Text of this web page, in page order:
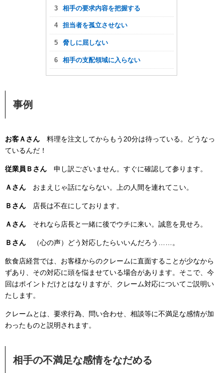
相手の要求内容を把握する
担当者を孤立させない
脅しに屈しない
相手の支配領域に入らない
事例
お客Ａさん 料理を注文してからもう20分は待っている。どうなっ
ているんだ！
従業員Ｂさん 申し訳ございません。すぐに確認して参ります。
Ａさん おまえじゃ話にならない。上の人間を連れてこい。
Ｂさん 店長は不在にしております。
Ａさん それなら店長と一緒に後でウチに来い。誠意を見せろ。
Ｂさん （心の声）どう対応したらいいんだろう……。
飲食店経営では、お客様からのクレームに直面することが少なから
ずあり、その対応に頭を悩ませている場合があります。そこで、今
回はポイントだけとはなりますが、クレーム対応についてご説明い
たします。
クレームとは、要求行為、問い合わせ、相談等に不満足な感情が加
わったものと説明されます。
相手の不満足な感情をなだめる